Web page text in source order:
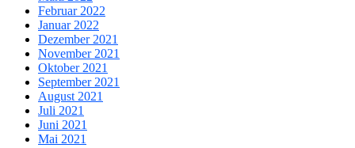
Februar 2022
Januar 2022
Dezember 2021
November 2021
Oktober 2021
September 2021
August 2021
Juli 2021
Juni 2021
Mai 2021